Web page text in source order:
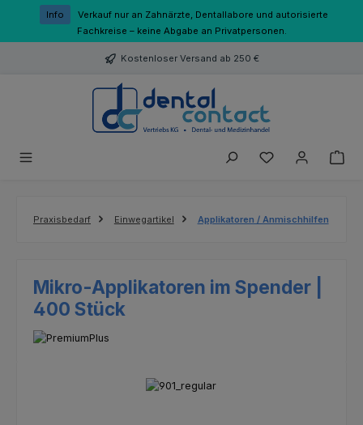
Zum Hauptinhalt springen
Info
Verkauf nur an Zahnärzte, Dentallabore und autorisierte
Fachkreise – keine Abgabe an Privatpersonen.
Kostenloser Versand ab 250 €
Du hast 0
Praxisbedarf Einwegartikel Applikatoren / Anmischhilfen
Mikro-Applikatoren im Spender |
400 Stück
Bildergalerie überspringen